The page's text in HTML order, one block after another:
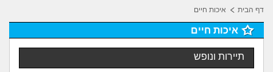
דף הבית איכות חיים
איכות חיים
תיירות ונופש